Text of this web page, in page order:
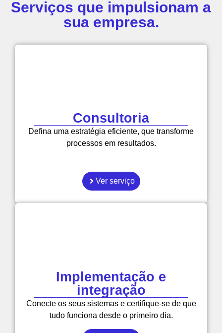
Serviços que impulsionam a
sua empresa.
Consultoria
Defina uma estratégia eficiente, que transforme
processos em resultados.
Ver serviço
Implementação e
integração
Conecte os seus sistemas e certifique-se de que
tudo funciona desde o primeiro dia.